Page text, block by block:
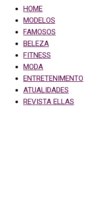
HOME
MODELOS
FAMOSOS
BELEZA
FITNESS
MODA
ENTRETENIMENTO
ATUALIDADES
REVISTA ELLAS